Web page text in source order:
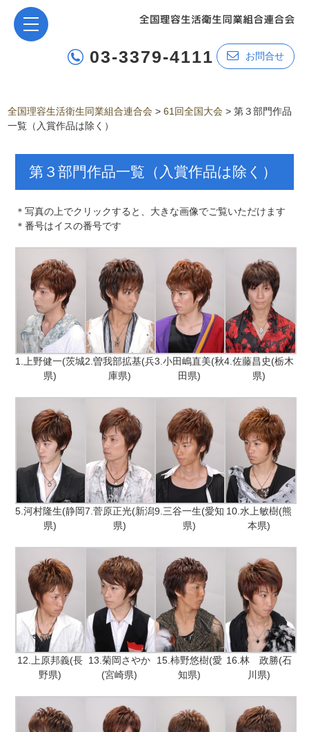
03-3379-4111 お問合せ
全国理容生活衛生同業組合連合会 >61回全国大会 >第３部門作品
一覧（入賞作品は除く）
第３部門作品一覧（入賞作品は除く）
＊写真の上でクリックすると、大きな画像でご覧いただけます
＊番号はイスの番号です
1.上野健一(茨城
県)
2.曽我部拡基(兵
庫県)
3.小田嶋直美(秋
田県)
4.佐藤昌史(栃木
県)
5.河村隆生(静岡
県)
7.菅原正光(新潟
県)
9.三谷一生(愛知
県)
10.水上敏樹(熊
本県)
12.上原邦義(長
野県)
13.菊岡さやか
(宮崎県)
15.柿野悠樹(愛
知県)
16.林 政勝(石
川県)